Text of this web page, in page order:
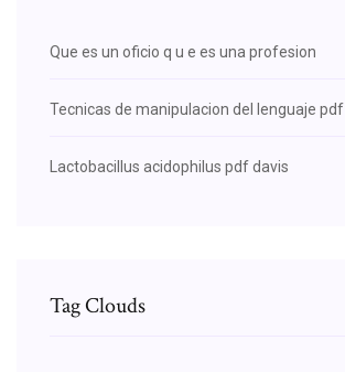
Que es un oficio q u e es una profesion
Tecnicas de manipulacion del lenguaje pdf
Lactobacillus acidophilus pdf davis
Tag Clouds